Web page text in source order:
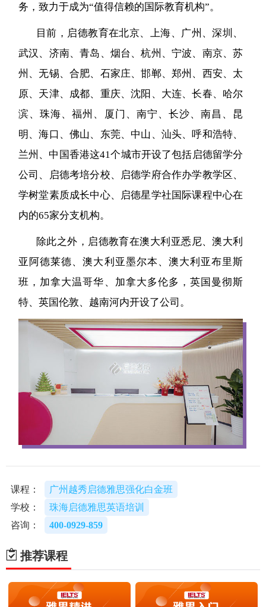
务，致力于成为“值得信赖的国际教育机构”。
目前，启德教育在北京、上海、广州、深圳、
武汉、济南、青岛、烟台、杭州、宁波、南京、苏
州、无锡、合肥、石家庄、邯郸、郑州、西安、太
原、天津、成都、重庆、沈阳、大连、长春、哈尔
滨、珠海、福州、厦门、南宁、长沙、南昌、昆
明、海口、佛山、东莞、中山、汕头、呼和浩特、
兰州、中国香港这41个城市开设了包括启德留学分
公司、启德考培分校、启德学府合作办学教学区、
学树堂素质成长中心、启德星学社国际课程中心在
内的65家分支机构。
除此之外，启德教育在澳大利亚悉尼、澳大利
亚阿德莱德、澳大利亚墨尔本、澳大利亚布里斯
班，加拿大温哥华、加拿大多伦多，英国曼彻斯
特、英国伦敦、越南河内开设了公司。
课程：
广州越秀启德雅思强化白金班
学校：
珠海启德雅思英语培训
咨询：
400-0929-859
推荐课程